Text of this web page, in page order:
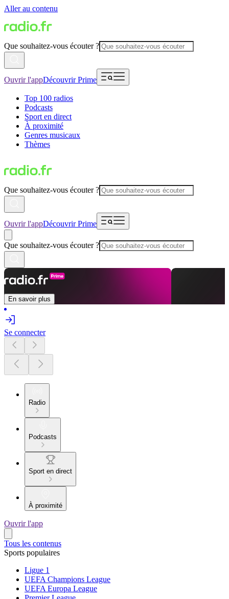
Aller au contenu
Que souhaitez-vous écouter ?
Ouvrir l'appDécouvrir Prime
Top 100 radios
Podcasts
Sport en direct
À proximité
Genres musicaux
Thèmes
Que souhaitez-vous écouter ?
Ouvrir l'appDécouvrir Prime
Que souhaitez-vous écouter ?
En savoir plus
Se connecter
Radio
Podcasts
Sport en direct
À proximité
Ouvrir l'app
Tous les contenus
Sports populaires
Ligue 1
UEFA Champions League
UEFA Europa League